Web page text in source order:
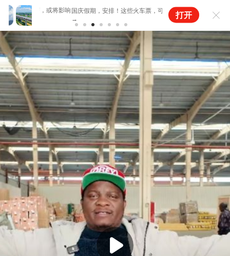
，或将影响
国庆假期，安排！这些火车票，可以预约了
降尿酸的饮食方法找到
酸直降112！尿酸高的人
打开